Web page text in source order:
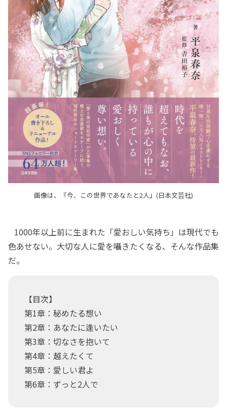
画像は、『今、この世界であなたと2人』(日本文芸社)
1000年以上前に生まれた「愛おしい気持ち」は現代でも
色あせない。大切な人に愛を囁きたくなる、そんな作品集
だ。
【目次】
第1章：秘めたる想い
第2章：あなたに逢いたい
第3章：切なさを抱いて
第4章：越えたくて
第5章：愛しい君よ
第6章：ずっと2人で